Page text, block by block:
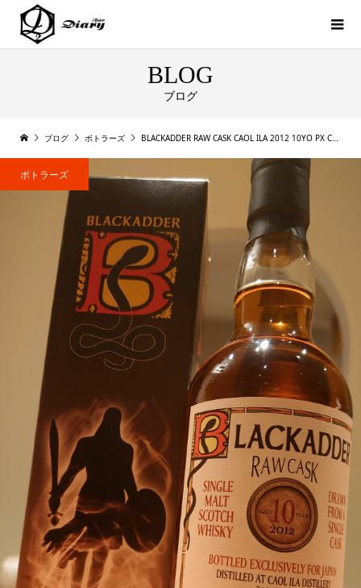
BLOG
ブログ
ブログ ボトラーズ BLACKADDER RAW CASK CAOL ILA 2012 10YO PX CASK FINISH
ボトラーズ